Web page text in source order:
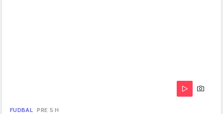
FUDBAL PRE 5 H